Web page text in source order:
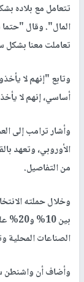
تتعامل مع بلاده
المال". وقال "حتما
تعاملت معنا
وتابع "إنهم لا
أساسي، إنهم لا
وأشار ترامب إلى
الأوروبي، وتعهد
من التفاصيل.
وخلال حملته
بين
الصناعات المحلية
وأضاف أن واشنطن